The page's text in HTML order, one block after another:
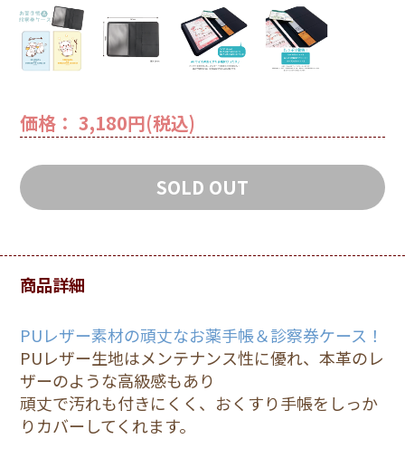
価格： 3,180円(税込)
SOLD OUT
商品詳細
PUレザー素材の頑丈なお薬手帳＆診察券ケース！
PUレザー生地はメンテナンス性に優れ、本革のレ
ザーのような高級感もあり
頑丈で汚れも付きにくく、おくすり手帳をしっか
りカバーしてくれます。